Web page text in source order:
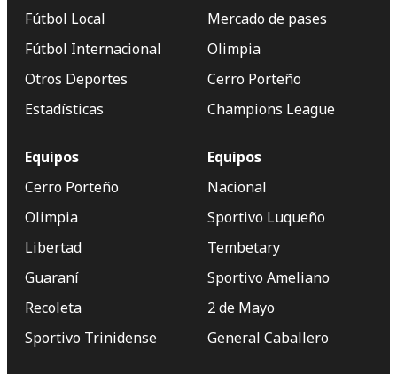
Fútbol Local
Fútbol Internacional
Otros Deportes
Estadísticas
Mercado de pases
Olimpia
Cerro Porteño
Champions League
Equipos
Cerro Porteño
Olimpia
Libertad
Guaraní
Recoleta
Sportivo Trinidense
Equipos
Nacional
Sportivo Luqueño
Tembetary
Sportivo Ameliano
2 de Mayo
General Caballero